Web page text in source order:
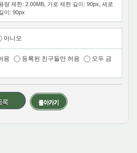
탄명성교회
, 비밀번호, 로그인ID, 생년월일,
기록, 접속 로그, 접속 IP 정보
회 홈페이지 이용자 파악
수집/처리 및 이용 등에 관한 기록
량 제한: 2.00MB, 가로 제한 길이: 90px, 세로
이: 90px
아니오
용 등록된 친구들만 허용
모두 금
돌아가기